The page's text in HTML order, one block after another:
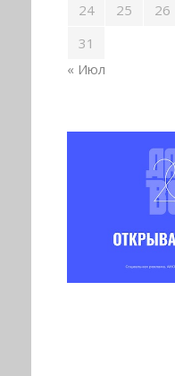
24
25 26
31
« Июл